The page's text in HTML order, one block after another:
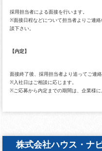
採用担当者による面接を行います。
※面接日程などについて担当者よりご連
談下さい。
【内定】
面接終了後、採用担当者より追ってご連絡
※入社日はご相談に応じます。
※ご応募から内定までの期間は、企業様に
株式会社ハウス・ナ